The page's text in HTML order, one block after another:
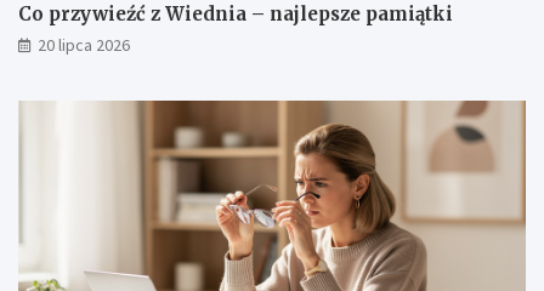
Co przywieźć z Wiednia – najlepsze pamiątki
20 lipca 2026